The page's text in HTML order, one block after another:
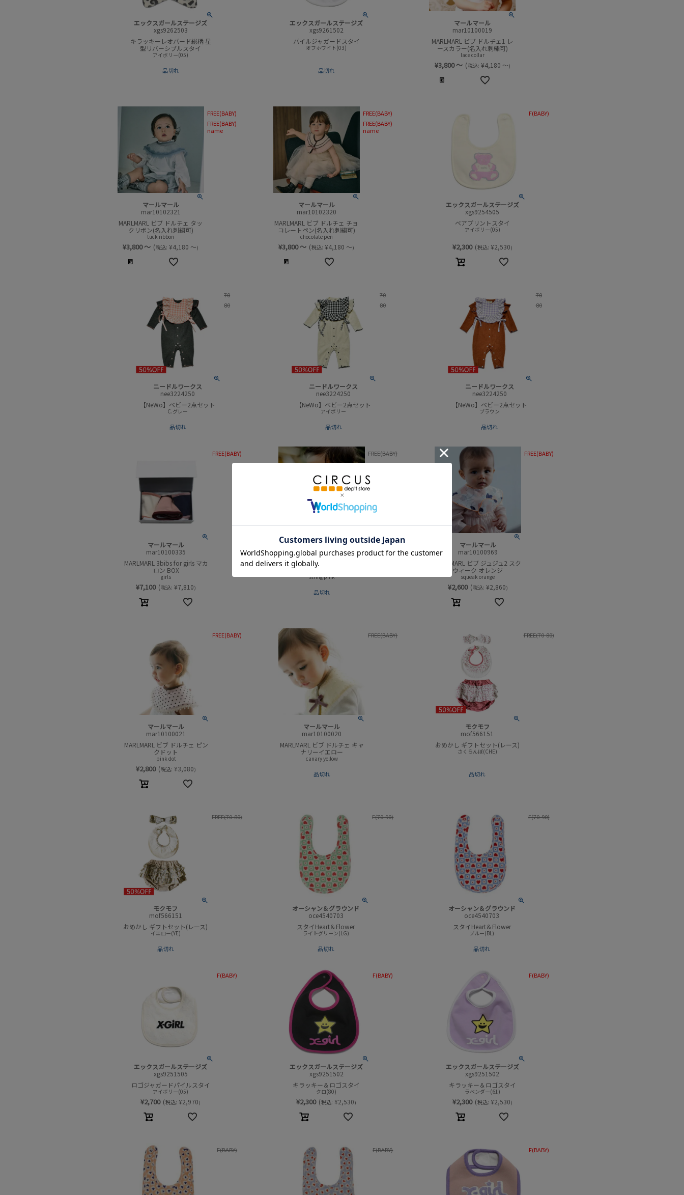
エックスガールステージズ
xgs9262503
キラッキーレオパード総柄 星
型リバーシブルスタイ
アイボリー(05)
品切れ
エックスガールステージズ
xgs9261502
パイルジャガードスタイ
オフホワイト(03)
品切れ
マールマール
mar10100019
MARLMARL ビブ ドルチェ1 レ
ースカラー(名入れ刺繍可)
lace collar
¥3,800～ (税込: ¥4,180 ～)
マールマール
mar10102321
MARLMARL ビブ ドルチェ タッ
クリボン(名入れ刺繍可)
tuck ribbon
¥3,800～ (税込: ¥4,180 ～)
FREE(BABY)
FREE(BABY)
name
マールマール
mar10102320
MARLMARL ビブ ドルチェ チョ
コレートペン(名入れ刺繍可)
chocolate pen
¥3,800～ (税込: ¥4,180 ～)
FREE(BABY)
FREE(BABY)
name
エックスガールステージズ
xgs9254505
ベアプリントスタイ
アイボリー(05)
¥2,300 (税込: ¥2,530)
F(BABY)
ニードルワークス
nee3224250
【NeWo】ベビー2点セット
C.グレー
品切れ
70
80
ニードルワークス
nee3224250
【NeWo】ベビー2点セット
アイボリー
品切れ
70
80
ニードルワークス
nee3224250
【NeWo】ベビー2点セット
ブラウン
品切れ
70
80
マールマール
mar10100335
MARLMARL 3bibs for girls マカ
ロン BOX
girls
¥7,100 (税込: ¥7,810)
FREE(BABY)
マールマール
mar10100970
MARLMARL ビブ ジュジュ 3 ス
トリング ピンク
string pink
品切れ
FREE(BABY)
マールマール
mar10100969
MARLMARL ビブ ジュジュ2 スク
ウィーク オレンジ
squeak orange
¥2,600 (税込: ¥2,860)
FREE(BABY)
マールマール
mar10100021
MARLMARL ビブ ドルチェ ピン
クドット
pink dot
¥2,800 (税込: ¥3,080)
FREE(BABY)
マールマール
mar10100020
MARLMARL ビブ ドルチェ キャ
ナリーイエロー
canary yellow
品切れ
FREE(BABY)
モクモフ
mof566151
おめかし ギフトセット(レース)
さくらんぼ(CHE)
品切れ
FREE(70-80)
モクモフ
mof566151
おめかし ギフトセット(レース)
イエロー(YE)
品切れ
FREE(70-80)
オーシャン＆グラウンド
oce4540703
スタイHeart＆Flower
ライトグリーン(LG)
品切れ
F(70-90)
オーシャン＆グラウンド
oce4540703
スタイHeart＆Flower
ブルー(BL)
品切れ
F(70-90)
エックスガールステージズ
xgs9251505
ロゴジャガードパイルスタイ
アイボリー(05)
¥2,700 (税込: ¥2,970)
F(BABY)
エックスガールステージズ
xgs9251502
キラッキー＆ロゴスタイ
クロ(80)
¥2,300 (税込: ¥2,530)
F(BABY)
エックスガールステージズ
xgs9251502
キラッキー＆ロゴスタイ
ラベンダー(61)
¥2,300 (税込: ¥2,530)
F(BABY)
F(BABY) F(BABY) F(BABY)